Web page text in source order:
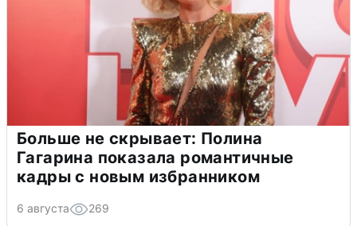
Больше не скрывает: Полина
Гагарина показала романтичные
кадры с новым избранником
6 августа 269